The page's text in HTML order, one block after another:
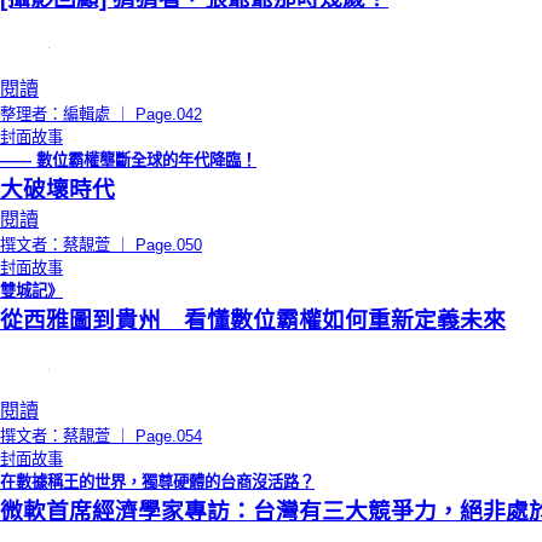
閱讀
整理者：編輯處 ｜ Page.042
封面故事
—— 數位霸權壟斷全球的年代降臨！
大破壞時代
閱讀
撰文者：蔡靚萱 ｜ Page.050
封面故事
雙城記》
從西雅圖到貴州 看懂數位霸權如何重新定義未來
閱讀
撰文者：蔡靚萱 ｜ Page.054
封面故事
在數據稱王的世界，獨尊硬體的台商沒活路？
微軟首席經濟學家專訪：台灣有三大競爭力，絕非處